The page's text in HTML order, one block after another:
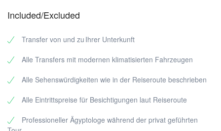
BESICHTIGUNG: laut Reiseroute
RÜCKKEHR: Ihre Unterkunft in Marsa Alam
Allgemeine Information:
Reiseführer:
mindestens 5 Jahren Erfahrung.
Included/Excluded
Transfer von und zu Ihrer Unterkunft
Alle Transfers mit modernen klimatisierten Fahrzeugen
Alle Sehenswürdigkeiten wie in der Reiseroute beschrieben
Alle Eintrittspreise für Besichtigungen laut Reiseroute
Professioneller Ägyptologe während der privat geführten